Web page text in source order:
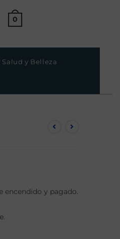
0
Salud y Belleza
encendido y pagado.